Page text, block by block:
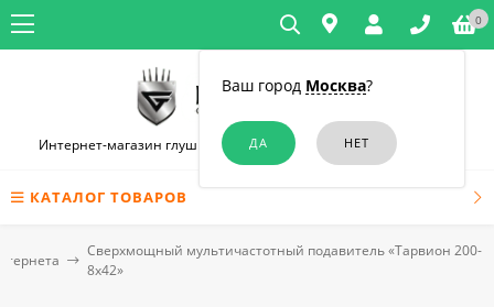
Ваш город Москва?
0
Интернет-магазин глушилок связи и диктофонов в Краснодаре
КАТАЛОГ ТОВАРОВ
Сверхмощный мультичастотный подавитель «Тарвион 200-
8x42»